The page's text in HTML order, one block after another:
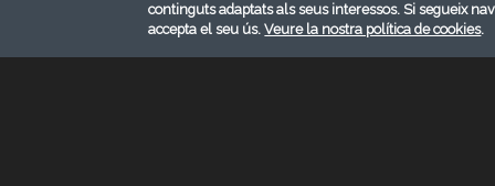
continguts adaptats als seus interessos. Si segueix
accepta el seu ús.Veure la nostra política de cookies.